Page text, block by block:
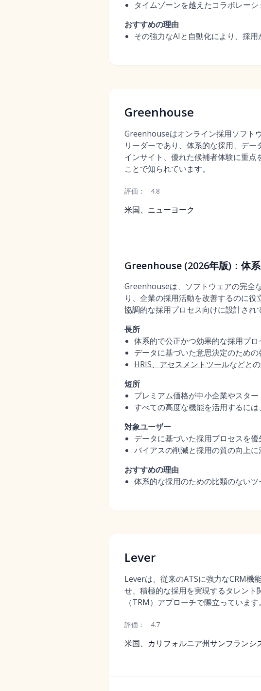
タイムゾーンを越えたコラボレー
おすすめの理由
その強力なAIと自動化により、採
Greenhouse
Greenhouseはオンライン採用ソフト
リーダーであり、体系的な採用、デー
インサイト、優れた候補者体験に重点
ことで知られています。
評価： 4.8
米国、ニューヨーク
Greenhouse (2026年版)：体
Greenhouseは、ソフトウェアの完全
り、企業の採用活動を改善するのに
協調的な採用プロセス向けに設計され
長所
体系的で公正かつ効果的な採用プ
データに基づいた意思決定のため
HRIS、アセスメントツールなどと
短所
プレミアム価格が中小企業やスタ
すべての高度な機能を活用するに
対象ユーザー
データに基づいた採用プロセスを
バイアスの削減と採用の質の向上
おすすめの理由
体系的な採用のための比類のない
Lever
Leverは、従来のATSに強力なCRM機
せ、積極的な採用を実現するタレント
（TRM）アプローチで際立っています。
評価： 4.7
米国、カリフォルニア州サンフランシ